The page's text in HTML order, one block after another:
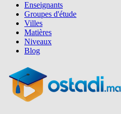
Enseignants
Groupes d'étude
Villes
Matières
Niveaux
Blog